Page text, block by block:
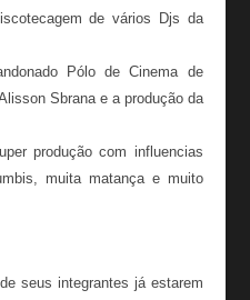
de vários Djs da
Pólo de Cinema de
Sbrana e a produção da
produção com influencias
muita matança e muito
seus integrantes já estarem